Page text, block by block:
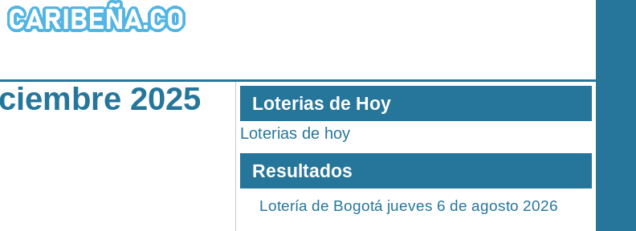
2025 Loterias de Hoy
Loterias de hoy
Resultados
Lotería de Bogotá jueves 6 de agosto 2026